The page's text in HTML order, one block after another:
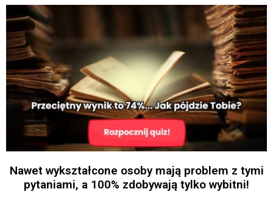
Nawet wykształcone osoby mają problem z tymi
pytaniami, a 100% zdobywają tylko wybitni!